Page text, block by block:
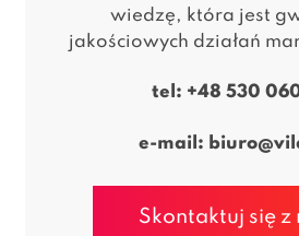
wiedzę, która jest
jakościowych działań
tel: +48 530
e-mail:
Skontaktuj się z